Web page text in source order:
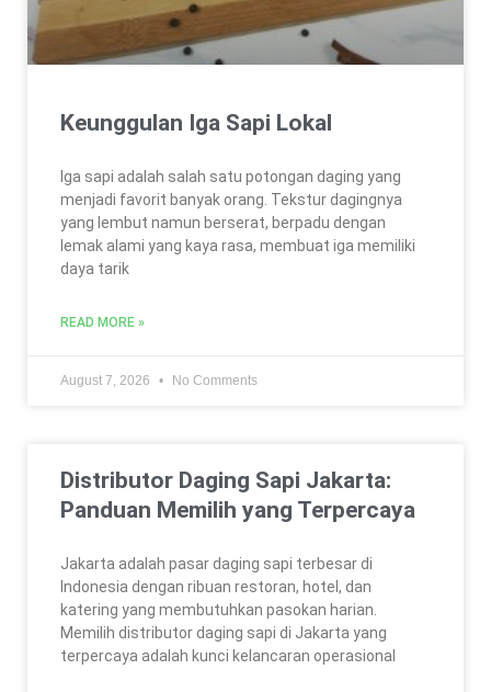
Keunggulan Iga Sapi Lokal
Iga sapi adalah salah satu potongan daging yang
menjadi favorit banyak orang. Tekstur dagingnya
yang lembut namun berserat, berpadu dengan
lemak alami yang kaya rasa, membuat iga memiliki
daya tarik
READ MORE »
August 7, 2026 No Comments
Distributor Daging Sapi Jakarta:
Panduan Memilih yang Terpercaya
Jakarta adalah pasar daging sapi terbesar di
Indonesia dengan ribuan restoran, hotel, dan
katering yang membutuhkan pasokan harian.
Memilih distributor daging sapi di Jakarta yang
terpercaya adalah kunci kelancaran operasional